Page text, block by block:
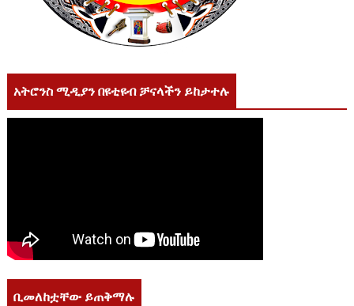
አትሮንስ ሚዲያን በዩቲዩብ ቻናላችን ይከታተሉ
ቢመለከቷቸው ይጠቅማሉ